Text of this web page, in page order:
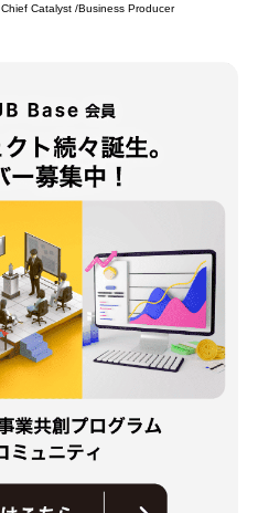
Chief Catalyst /Business Producer